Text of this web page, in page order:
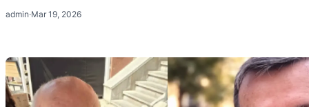
admin·Mar 19, 2026